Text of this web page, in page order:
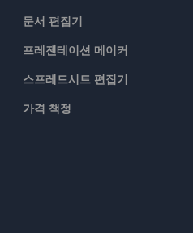
문서 편집기
프레젠테이션 메이커
스프레드시트 편집기
가격 책정